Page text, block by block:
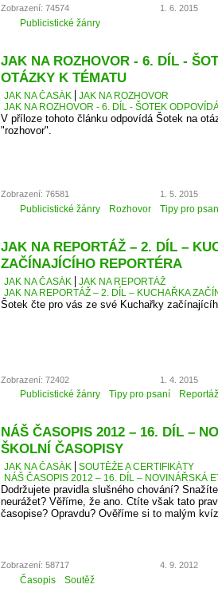
Zobrazení: 74574 1. 6. 2015
Publicistické žánry
JAK NA ROZHOVOR - 6. DÍL -
OTÁZKY K TÉMATU
JAK NA ČASÁK
JAK NA ROZHOVOR
JAK NA ROZHOVOR - 6. DÍL - ŠOTEK
V příloze tohoto článku odpovídá Šotek na
"rozhovor".
Zobrazení: 76581 1. 5. 2015
Publicistické žánry Rozhovor Tipy pro
JAK NA REPORTÁŽ – 2. DÍL –
ZAČÍNAJÍCÍHO REPORTÉRA
JAK NA ČASÁK
JAK NA REPORTÁŽ
JAK NA REPORTÁŽ – 2. DÍL – KUCHAŘKA
Šotek čte pro vás ze své Kuchařky
Zobrazení: 72402 1. 4. 2015
Publicistické žánry Tipy pro psaní Reportáž
NÁŠ ČASOPIS 2012 – 16. DÍL –
ŠKOLNÍ ČASOPISY
JAK NA ČASÁK
SOUTĚŽE A CERTIFIKÁTY
NÁŠ ČASOPIS 2012 – 16. DÍL – NOVINÁŘSKÁ
Dodržujete pravidla slušného chování?
neurážet? Věříme, že ano. Ctíte však tato
časopise? Opravdu? Ověříme si to malým
Zobrazení: 58717 4. 9. 2012
Časopis Soutěž